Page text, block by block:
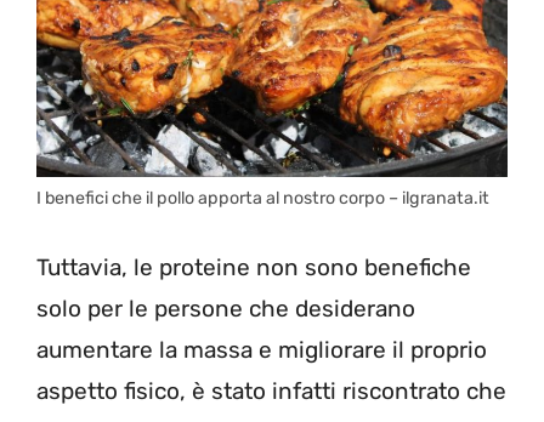
I benefici che il pollo apporta al nostro corpo – ilgranata.it
Tuttavia, le proteine ​​non sono benefiche
solo per le persone che desiderano
aumentare la massa e migliorare il proprio
aspetto fisico, è stato infatti riscontrato che